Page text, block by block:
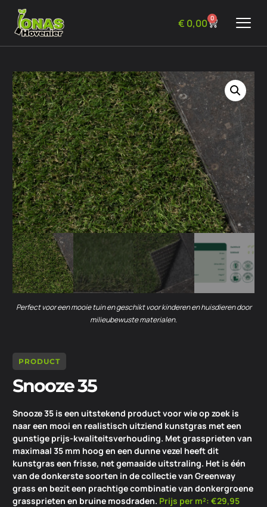
€ 0,00 0
Perfect voor een mooie tuin en geschikt voor kinderen en huisdieren door
milieubewuste materialen.
PRODUCT
Snooze 35
Snooze 35 is een uitstekend product voor wie op zoek is
naar een mooi en realistisch uitziend kunstgras met een
gunstige prijs-kwaliteitsverhouding. Met grassprieten van
maximaal 35 mm hoog en een dunne vezel heeft dit
kunstgras een frisse, net gemaaide uitstraling. Het is één
van de donkerste soorten in de collectie van Greenway
grass en bezit een prachtige combinatie van donkergroene
grassprieten en bruine mosdraden. Prijs per m²: €29,95